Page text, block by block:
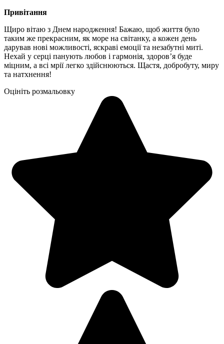
Привітання
Щиро вітаю з Днем народження! Бажаю, щоб життя було
таким же прекрасним, як море на світанку, а кожен день
дарував нові можливості, яскраві емоції та незабутні миті.
Нехай у серці панують любов і гармонія, здоров’я буде
міцним, а всі мрії легко здійснюються. Щастя, добробуту, миру
та натхнення!
Оцініть розмальовку